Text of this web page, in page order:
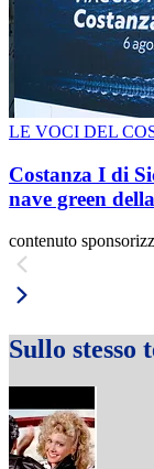
LE VOCI DEL
Costanza I di
nave green
contenuto
Sullo stesso